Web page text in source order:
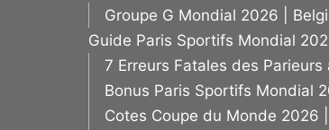
Groupe G Mondial 2026 |
Guide Paris Sportifs Mondial
7 Erreurs Fatales des
Bonus Paris Sportifs Mondial
Cotes Coupe du Monde 2026